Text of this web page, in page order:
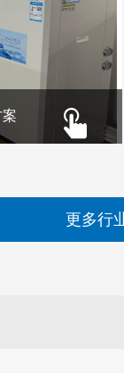
更多行